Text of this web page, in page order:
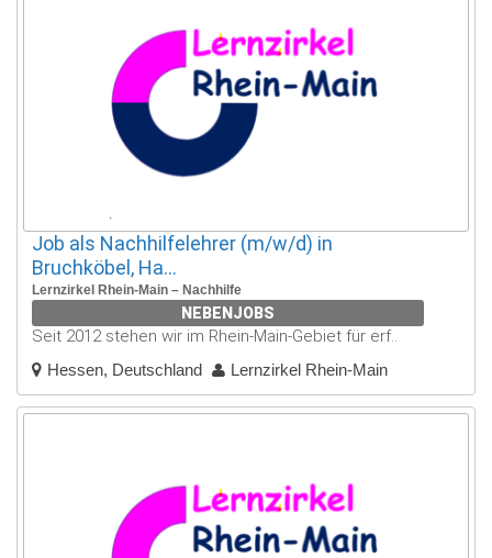
Job als Nachhilfelehrer (m/w/d) in
Bruchköbel, Ha...
Lernzirkel Rhein-Main – Nachhilfe
NEBENJOBS
Seit 2012 stehen wir im Rhein-Main-Gebiet für erf..
Hessen, Deutschland Lernzirkel Rhein-Main